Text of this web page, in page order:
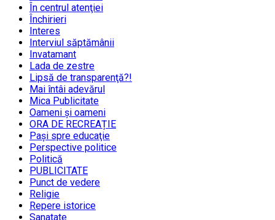
În centrul atenţiei
Închirieri
Interes
Interviul săptămânii
Invatamant
Lada de zestre
Lipsă de transparenţă?!
Mai întâi adevărul
Mica Publicitate
Oameni şi oameni
ORA DE RECREAȚIE
Paşi spre educaţie
Perspective politice
Politică
PUBLICITATE
Punct de vedere
Religie
Repere istorice
Sanatate